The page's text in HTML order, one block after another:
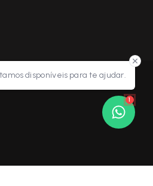
disponíveis para te ajudar.
1
IMOBILIÁRIOS RP - Todos